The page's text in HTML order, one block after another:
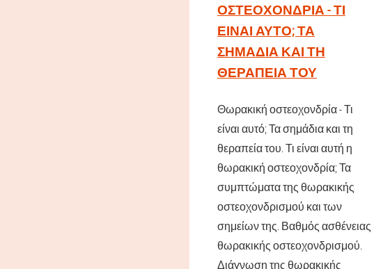
ΟΣΤΕΟΧΟΝΔΡΊΑ - ΤΙ
ΕΊΝΑΙ ΑΥΤΌ; ΤΑ
ΣΗΜΆΔΙΑ ΚΑΙ ΤΗ
ΘΕΡΑΠΕΊΑ ΤΟΥ
Θωρακική οστεοχονδρία - Τι
είναι αυτό; Τα σημάδια και τη
θεραπεία του. Τι είναι αυτή η
θωρακική οστεοχονδρία; Τα
συμπτώματα της θωρακικής
οστεοχονδρισμού και των
σημείων της. Βαθμός ασθένειας
θωρακικής οστεοχονδρισμού.
Διάγνωση της θωρακικής